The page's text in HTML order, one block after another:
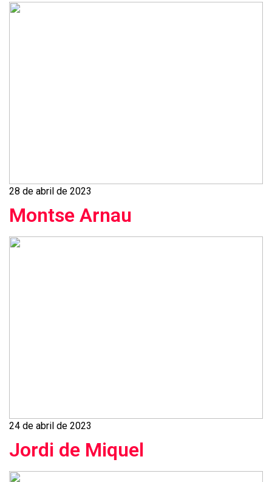
28 de abril de 2023
Montse Arnau
24 de abril de 2023
Jordi de Miquel